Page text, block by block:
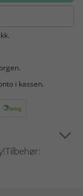
i kassen.